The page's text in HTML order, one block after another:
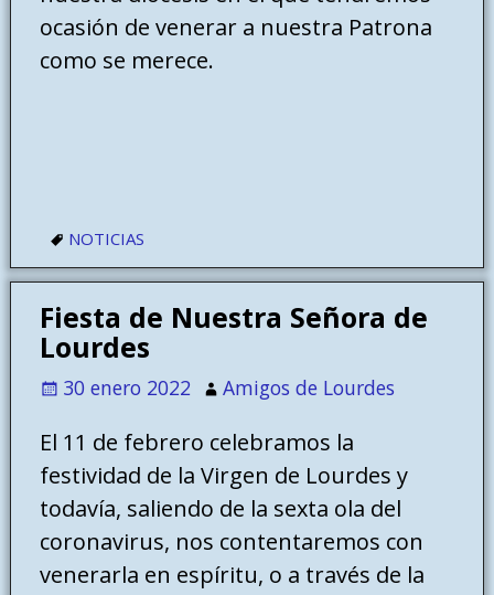
ocasión de venerar a nuestra Patrona
como se merece.
NOTICIAS
Fiesta de Nuestra Señora de
Lourdes
30 enero 2022 Amigos de Lourdes
El 11 de febrero celebramos la
festividad de la Virgen de Lourdes y
todavía, saliendo de la sexta ola del
coronavirus, nos contentaremos con
venerarla en espíritu, o a través de la